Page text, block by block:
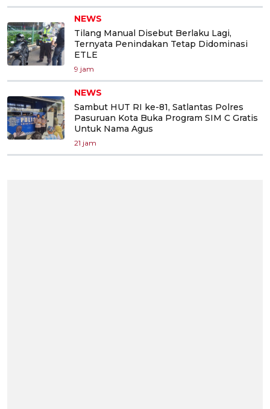
NEWS
Tilang Manual Disebut Berlaku Lagi,
Ternyata Penindakan Tetap Didominasi
ETLE
9 jam
NEWS
Sambut HUT RI ke-81, Satlantas Polres
Pasuruan Kota Buka Program SIM C Gratis
Untuk Nama Agus
21 jam